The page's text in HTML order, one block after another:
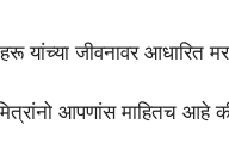
यांच्या जीवनावर आधारित
मित्रांनो आपणांस माहितच